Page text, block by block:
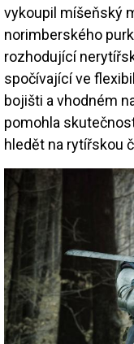
vykoupil míšeňský
norimberského
rozhodující
spočívající ve
bojišti a vhodném
pomohla
hledět na rytířskou
Image